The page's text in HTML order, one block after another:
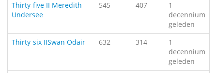
Thirty-five II Meredith
Undersee
545 407
1
decennium
geleden
Thirty-six IISwan Odair
632 314
1
decennium
geleden